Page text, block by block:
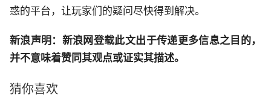
惑的平台，让玩家们的疑问尽快得到解决。
新浪声明：新浪网登载此文出于传递更多信息之目的，
并不意味着赞同其观点或证实其描述。
猜你喜欢